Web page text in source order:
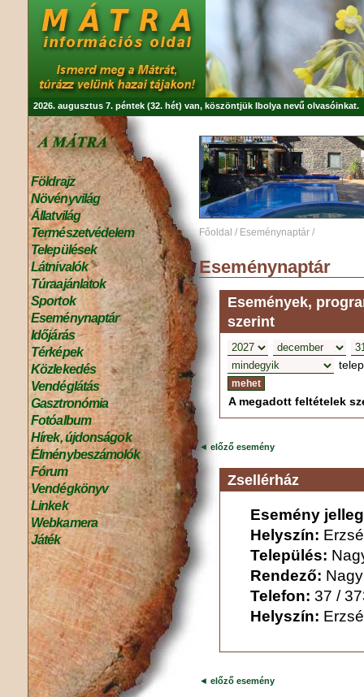
2026. augusztus 7. péntek (32. hét) van, köszöntjük Ibolya nevű olvasóinkat.
Földrajz
Növényvilág
Állatvilág
Természetvédelem
Települések
Látnivalók
Túraajánlatok
Sportok
Eseménynaptár
Időjárás
Térképek
Közlekedés
Vendéglátás
Gasztronómia
Fotóalbum
Hírek, újdonságok
Élménybeszámolók
Fórum
Vendégkönyv
Linkek
Webkamera
Játék
Főoldal / Eseménynaptár /
Eseménynaptár
Események,
szerint
A megadott feltételek
◄ előző esemény
Zsellérház
Esemény
Helyszín:
Település:
Rendező:
Telefon: 37 /
Helyszín:
◄ előző esemény